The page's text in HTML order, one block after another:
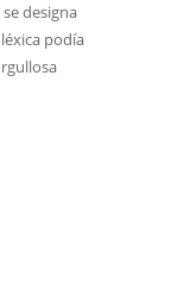
designa
podía